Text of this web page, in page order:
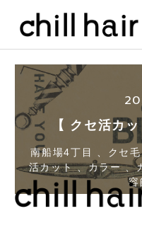
【 クセ活カ
南船場4丁目 、クセ
活カット 、カラー 、
容